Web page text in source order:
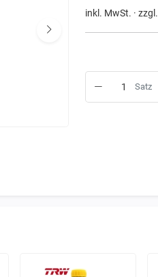
inkl. MwSt. · zzgl.
Satz